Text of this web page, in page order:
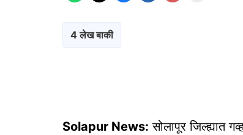
4 लेख बाकी
Solapur News: सोलापूर जिल्ह्यात